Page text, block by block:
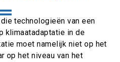
technologieën van een
klimaatadaptatie in de
moet namelijk niet op het
op het niveau van het